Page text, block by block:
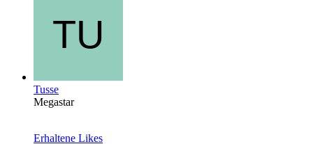
Tusse
Megastar
Erhaltene Likes